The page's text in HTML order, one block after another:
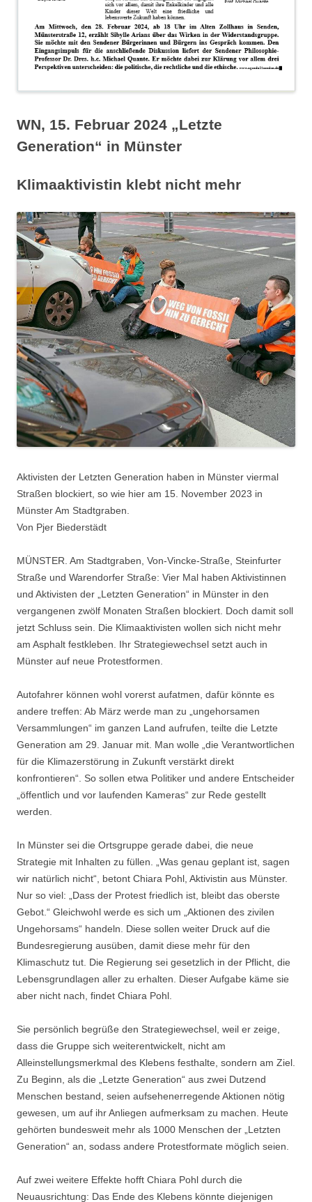
WN, 15. Februar 2024 „Letzte
Generation“ in Münster
Klimaaktivistin klebt nicht mehr
Aktivisten der Letzten Generation haben in Münster viermal
Straßen blockiert, so wie hier am 15. November 2023 in
Münster Am Stadtgraben.
Von Pjer Biederstädt
MÜNSTER. Am Stadtgraben, Von-Vincke-Straße, Steinfurter
Straße und Warendorfer Straße: Vier Mal haben Aktivistinnen
und Aktivisten der „Letzten Generation“ in Münster in den
vergangenen zwölf Monaten Straßen blockiert. Doch damit soll
jetzt Schluss sein. Die Klimaaktivisten wollen sich nicht mehr
am Asphalt festkleben. Ihr Strategiewechsel setzt auch in
Münster auf neue Protestformen.
Autofahrer können wohl vorerst aufatmen, dafür könnte es
andere treffen: Ab März werde man zu „ungehorsamen
Versammlungen“ im ganzen Land aufrufen, teilte die Letzte
Generation am 29. Januar mit. Man wolle „die Verantwortlichen
für die Klimazerstörung in Zukunft verstärkt direkt
konfrontieren“. So sollen etwa Politiker und andere Entscheider
„öffentlich und vor laufenden Kameras“ zur Rede gestellt
werden.
In Münster sei die Ortsgruppe gerade dabei, die neue
Strategie mit Inhalten zu füllen. „Was genau geplant ist, sagen
wir natürlich nicht“, betont Chiara Pohl, Aktivistin aus Münster.
Nur so viel: „Dass der Protest friedlich ist, bleibt das oberste
Gebot.“ Gleichwohl werde es sich um „Aktionen des zivilen
Ungehorsams“ handeln. Diese sollen weiter Druck auf die
Bundesregierung ausüben, damit diese mehr für den
Klimaschutz tut. Die Regierung sei gesetzlich in der Pflicht, die
Lebensgrundlagen aller zu erhalten. Dieser Aufgabe käme sie
aber nicht nach, findet Chiara Pohl.
Sie persönlich begrüße den Strategiewechsel, weil er zeige,
dass die Gruppe sich weiterentwickelt, nicht am
Alleinstellungsmerkmal des Klebens festhalte, sondern am Ziel.
Zu Beginn, als die „Letzte Generation“ aus zwei Dutzend
Menschen bestand, seien aufsehenerregende Aktionen nötig
gewesen, um auf ihr Anliegen aufmerksam zu machen. Heute
gehörten bundesweit mehr als 1000 Menschen der „Letzten
Generation“ an, sodass andere Protestformate möglich seien.
Auf zwei weitere Effekte hofft Chiara Pohl durch die
Neuausrichtung: Das Ende des Klebens könnte diejenigen